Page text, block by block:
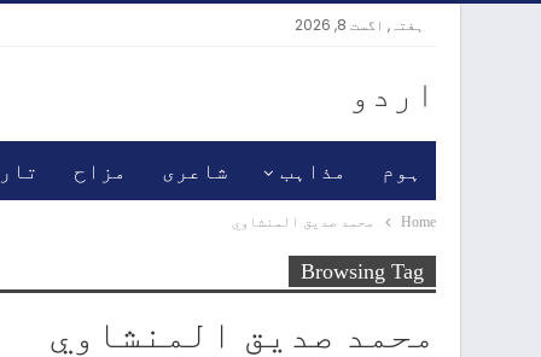
ہفتہ, اگست 8, 2026
اردو
ہوم مذاہب شاعری مزاح
Home محمد صديق المنشاوي
Browsing Tag
محمد صديق المنشاوي